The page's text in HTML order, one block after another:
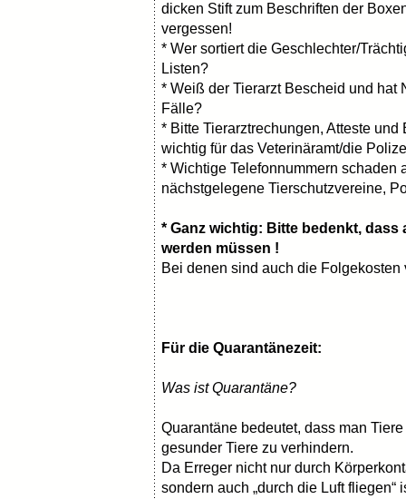
dicken Stift zum Beschriften der
vergessen!
* Wer sortiert die Geschlechter/
Listen?
* Weiß der Tierarzt Bescheid und hat
Fälle?
* Bitte Tierarztrechungen, Atteste
wichtig für das Veterinäramt/die
* Wichtige Telefonnummern schaden
nächstgelegene Tierschutzvereine,
* Ganz wichtig: Bitte bedenkt,
werden müssen !
Bei denen sind auch die Folgekosten
Für die Quarantänezeit:
Was ist Quarantäne?
Quarantäne bedeutet, dass man
gesunder Tiere zu verhindern.
Da Erreger nicht nur durch
sondern auch „durch die Luft